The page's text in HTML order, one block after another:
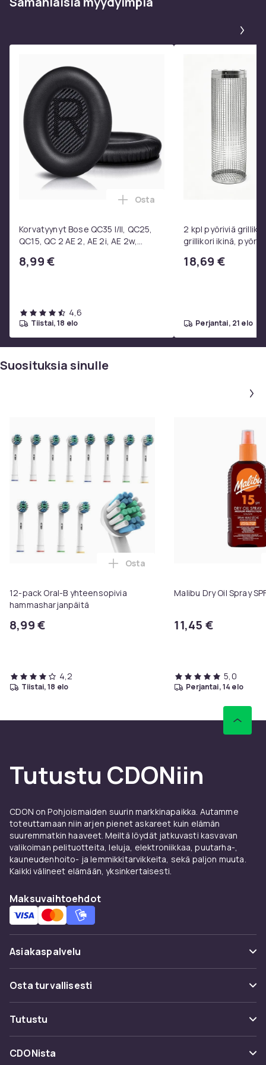
Tuoteturvallisuustiedot
Korvatyynyt Bose QC35 I/II, QC25,
QC15, QC 2 AE 2, AE 2i, AE 2w,
8,99 €
Lisää Korvatyynyt Bose QC35
Osta
4,6
tiistai, 18 elo
2 kpl pyöriviä
grillikori ikinä,
valmistettu
18,69 €
perjantai, 21 elo
Suosituksia sinulle
12-pack Oral-B yhteensopivia
hammasharjanpäitä
8,99 €
Lisää 12-pack Oral-B
Osta
4,2
tiistai, 18 elo
Malibu Dry Oil Spray
11,45 €
5,0
perjantai, 14 elo
Tutustu CDONiin
CDON on Pohjoismaiden suurin markkinapaikka. Autamme
toteuttamaan niin arjen pienet askareet kuin elämän
suuremmatkin haaveet. Meiltä löydät jatkuvasti kasvavan
valikoiman pelituotteita, leluja, elektroniikkaa, puutarha-,
kauneudenhoito- ja lemmikkitarvikkeita, sekä paljon muuta.
Kaikki välineet elämään, yksinkertaisesti.
Maksuvaihtoehdot
Asiakaspalvelu
Usein kysyttyä (UKK)
Seuraa pakettia
Ota yhteyttä
Osta turvallisesti
Maksuvaihtoehdot
Toimitus
Tutustu
Kategoriat
CDONista